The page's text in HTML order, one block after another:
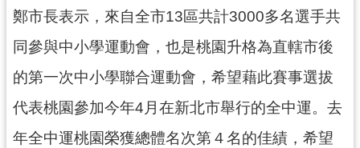
問
答
園
市
政
府
鄭市長表示，來自全市13區共計3000多名選手共
同參與中小學運動會，也是桃園升格為直轄市後
的第一次中小學聯合運動會，希望藉此賽事選拔
代表桃園參加今年4月在新北市舉行的全中運。去
年全中運桃園榮獲總體名次第４名的佳績，希望